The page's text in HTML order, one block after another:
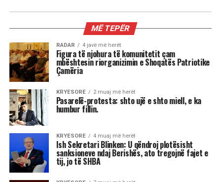
Mamdani, Obama i ‘ri’ dhe çfarë e
frikëson vërtet Trumpin; 3 mesazhet
nga vota në Nju Jork
Shkruar nga Massimo Gaggi